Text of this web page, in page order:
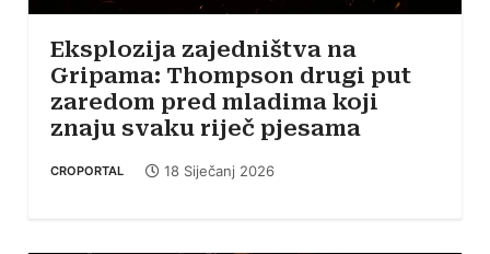
Eksplozija zajedništva na
Gripama: Thompson drugi put
zaredom pred mladima koji
znaju svaku riječ pjesama
CROPORTAL 18 Siječanj 2026